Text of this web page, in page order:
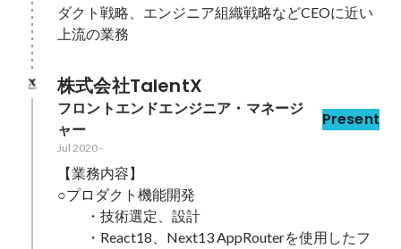
ダクト戦略、エンジニア組織戦略などCEOに近い
株式会社TalentX
フロントエンドエンジニア・マネージ
ャー
Present
Jul 2020-
【業務内容】
○プロダクト機能開発
・技術選定、設計
・React18、Next13 AppRouterを使用したフ